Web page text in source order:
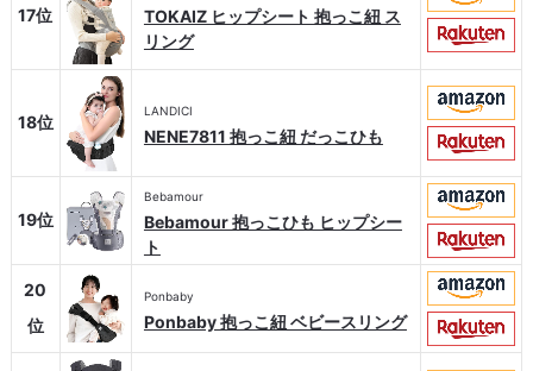
17位
TOKAIZ ヒップシート 抱っこ紐 ス
リング
18位
LANDICI
NENE7811 抱っこ紐 だっこひも
19位
Bebamour
Bebamour 抱っこひも ヒップシー
ト
20
位
Ponbaby
Ponbaby 抱っこ紐 ベビースリング